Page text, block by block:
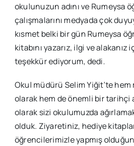
okulunuzun adını ve Rumeysa
çalışmalarını medyada çok
kısmet belki bir gün Rumeysa
kitabını yazarız, ilgi ve alakanız
teşekkür ediyorum, dedi.
Okul müdürü Selim Yiğit’te
olarak hem de önemli bir tarihçi
olarak sizi okulumuzda
olduk. Ziyaretiniz, hediye
öğrencilerimizle yapmış